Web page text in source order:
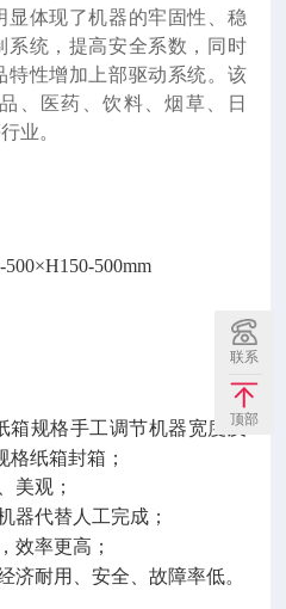
显体现了机器的牢固性、稳
系统，提高安全系数，同时
特性增加上部驱动系统。该
、医药、饮料、烟草、日
业。
500mm
箱规格手工调节机器宽度及
格纸箱封箱；
美观；
器代替人工完成；
效率更高；
济耐用、安全、故障率低。
联系
顶部